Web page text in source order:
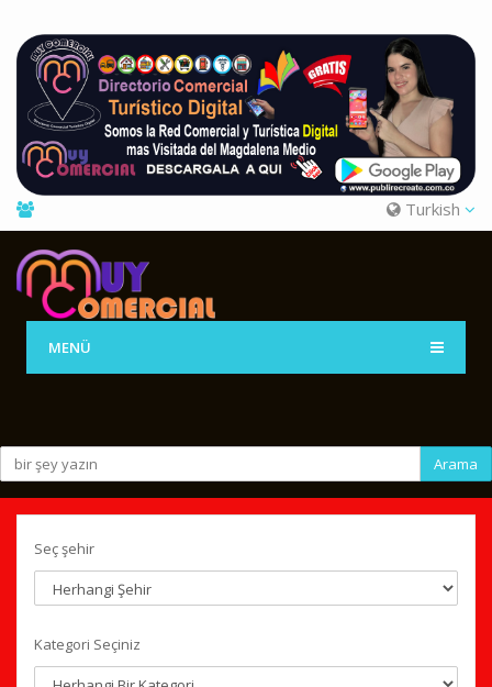
Turkish
MENÜ
Arama
Seç şehir
Kategori Seçiniz